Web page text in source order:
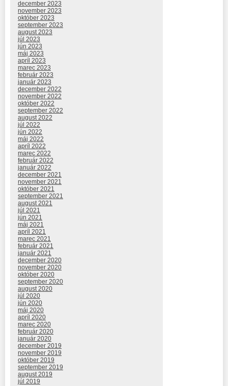
december 2023
november 2023
október 2023
september 2023
august 2023
júl 2023
jún 2023
máj 2023
apríl 2023
marec 2023
február 2023
január 2023
december 2022
november 2022
október 2022
september 2022
august 2022
júl 2022
jún 2022
máj 2022
apríl 2022
marec 2022
február 2022
január 2022
december 2021
november 2021
október 2021
september 2021
august 2021
júl 2021
jún 2021
máj 2021
apríl 2021
marec 2021
február 2021
január 2021
december 2020
november 2020
október 2020
september 2020
august 2020
júl 2020
jún 2020
máj 2020
apríl 2020
marec 2020
február 2020
január 2020
december 2019
november 2019
október 2019
september 2019
august 2019
júl 2019